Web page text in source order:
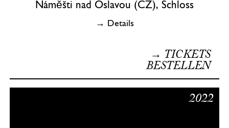
Náměšti nad Oslavou (CZ), Schloss
→ Details
→ TICKETS
BESTELLEN
2022